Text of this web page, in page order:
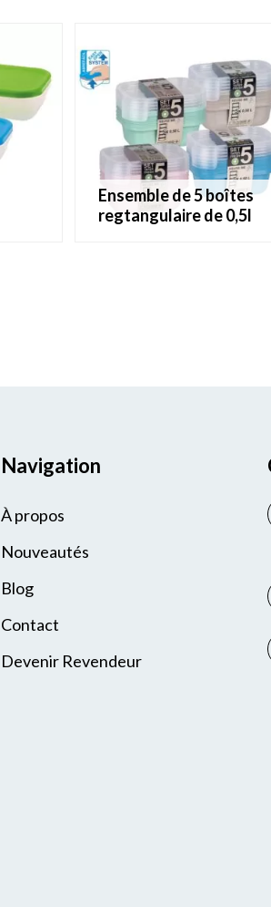
ensemble de 5 boîtes
regtangulaire de 0,5l
Navigation
À propos
Nouveautés
Blog
Contact
Devenir Revendeur